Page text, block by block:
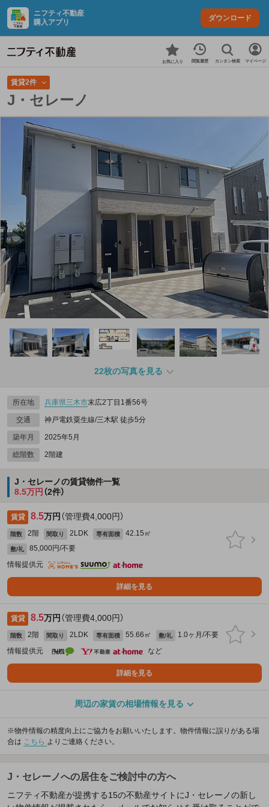
ニフティ不動産
購入アプリ
ダウンロード
お気に入り 閲覧履歴 カンタン検索 マイページ
賃貸2件
J・セレーノ
22枚の写真を見る
所在地 兵庫県三木市末広2丁目1番56号
交通 神戸電鉄粟生線/三木駅 徒歩5分
築年月 2025年5月
総階数 2階建
J・セレーノの賃貸物件一覧
8.5万円 （2件）
賃貸 8.5万円 （管理費4,000円）
階数 2階 間取り 2LDK 専有面積 42.15㎡
敷/礼
85,000円/不要
情報提供元
詳細を見る
賃貸 8.5万円 （管理費4,000円）
階数 2階 間取り 2LDK 専有面積 55.66㎡ 敷/礼
1.0ヶ月/不要
情報提供元
など
詳細を見る
周辺の家賃の相場情報を見る
※物件情報の精度向上にご協力をお願いいたします。物件情報に誤りがある場
合は こちら よりご連絡ください。
J・セレーノへの居住をご検討中の方へ
ニフティ不動産が提携する15の不動産サイトにJ・セレーノの新し